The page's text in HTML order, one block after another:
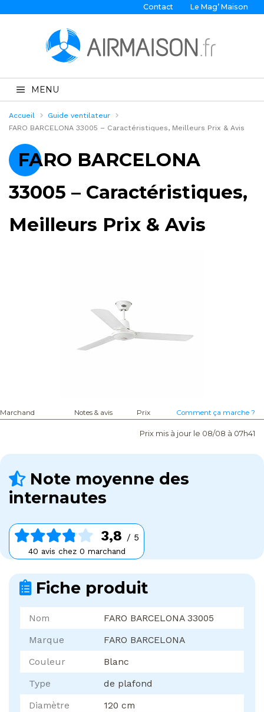
Contact Le Mag’ Maison
MENU
Accueil
Guide ventilateur
FARO BARCELONA 33005 – Caractéristiques, Meilleurs Prix & Avis
FARO BARCELONA
33005 – Caractéristiques,
Meilleurs Prix & Avis
Marchand Notes & avis Prix Comment ça marche ?
Prix mis à jour le 08/08 à 07h41
Note moyenne des
internautes
3,8 / 5
40 avis chez 0 marchand
Fiche produit
Nom
FARO BARCELONA 33005
Marque
FARO BARCELONA
Couleur
Blanc
Type
de plafond
Diamètre
120 cm